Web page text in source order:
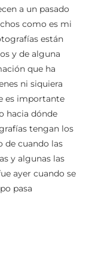
a un pasado
como es mi
están
y de alguna
que ha
ni siquiera
es importante
hacia dónde
tengan los
de cuando las
y algunas las
ayer cuando se
pasa